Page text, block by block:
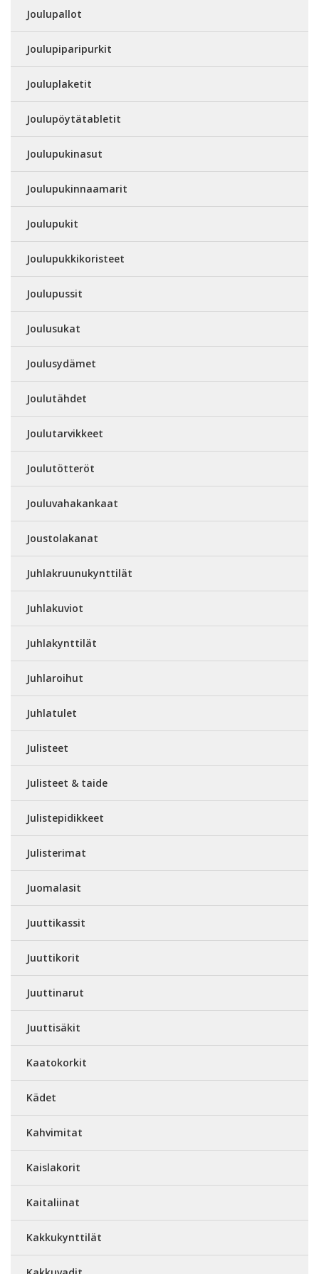
Joulupallot
Joulupiparipurkit
Jouluplaketit
Joulupöytätabletit
Joulupukinasut
Joulupukinnaamarit
Joulupukit
Joulupukkikoristeet
Joulupussit
Joulusukat
Joulusydämet
Joulutähdet
Joulutarvikkeet
Joulutötteröt
Jouluvahakankaat
Joustolakanat
Juhlakruunukynttilät
Juhlakuviot
Juhlakynttilät
Juhlaroihut
Juhlatulet
Julisteet
Julisteet & taide
Julistepidikkeet
Julisterimat
Juomalasit
Juuttikassit
Juuttikorit
Juuttinarut
Juuttisäkit
Kaatokorkit
Kädet
Kahvimitat
Kaislakorit
Kaitaliinat
Kakkukynttilät